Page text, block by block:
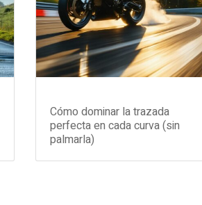
Cómo dominar la trazada
perfecta en cada curva (sin
palmarla)